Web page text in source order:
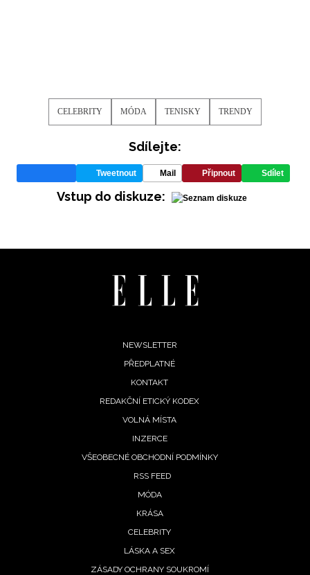
Přihlášením k newsletteru souhlasíte s
podmínkami společnosti BurdaMedia Extra s.r.o.
potvrzujete, že jste se seznámili se
ochrany soukromí
- BurdaMedia Extra s.r.o. bude s
CELEBRITY MÓDA TENISKY TRENDY
Sdílejte:
Tweetnout Mail Připnout Sdílet
Vstup do diskuze:
NEWSLETTER
PŘEDPLATNÉ
KONTAKT
REDAKČNÍ ETICKÝ KODEX
VOLNÁ MÍSTA
INZERCE
VŠEOBECNÉ OBCHODNÍ PODMÍNKY
RSS FEED
MÓDA
KRÁSA
CELEBRITY
LÁSKA A SEX
ZÁSADY OCHRANY SOUKROMÍ